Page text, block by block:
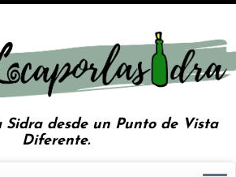
desde un Punto de Vista
Diferente.